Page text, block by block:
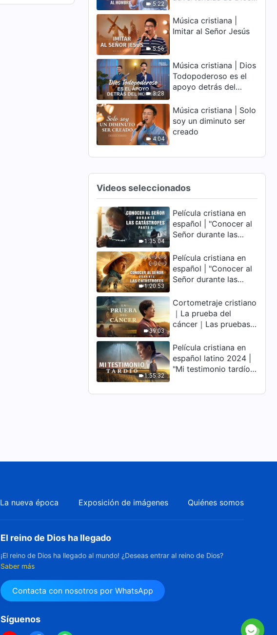
5:22
5:56
Música cristiana |
Imitar al Señor Jesús
3:28
Música cristiana | Dios
Todopoderoso es el
apoyo detrás del
4:04
Música cristiana | Solo
soy un diminuto ser
creado
Videos seleccionados
1:35:04
Película cristiana en
español | "Conocer al
Señor durante las
La Tierra se enfrenta a
una extinción masiva.
¿Cómo podemos
1:20:53
Película cristiana en
español | "Conocer al
Señor durante las
El desastre del fin es
irreversible, ¿dónde
encontrarás refugio?
39:03
Cortometraje cristiano
｜La prueba del
cáncer｜Las pruebas y
bendiciones de Dios
1:55:32
Película cristiana en
español latino 2024 |
"Mi testimonio tardío"
La nueva época Exposición de imágenes Quiénes somos
El reino de Dios ha llegado
¡El reino de Dios ha llegado al mundo! ¿Deseas entrar al reino de Dios?
Saber más
Contacta con nosotros por WhatsApp
Síguenos